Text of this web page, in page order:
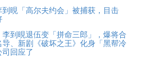
晛「高尔夫约会」被捕获，目击
到晛退伍变「拼命三郎」，爆将合
、新剧《破坏之王》化身「黑帮冷
回应了